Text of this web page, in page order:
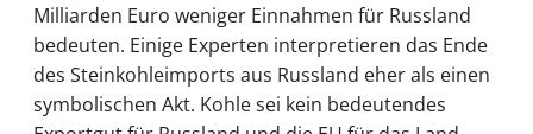
Milliarden Euro weniger Einnahmen für Russland
bedeuten. Einige Experten interpretieren das Ende
des Steinkohleimports aus Russland eher als einen
symbolischen Akt. Kohle sei kein bedeutendes